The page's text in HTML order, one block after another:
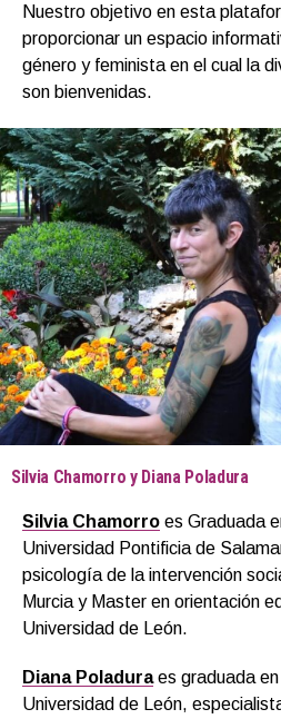
Nuestro objetivo en esta
proporcionar un espacio
género y feminista en el cual la
son bienvenidas.
Silvia Chamorro y Diana Poladura
Silvia Chamorro es Graduada
Universidad Pontificia de
psicología de la intervención
Murcia y Master en orientación
Universidad de León.
Diana Poladuraes graduada
Universidad de León,